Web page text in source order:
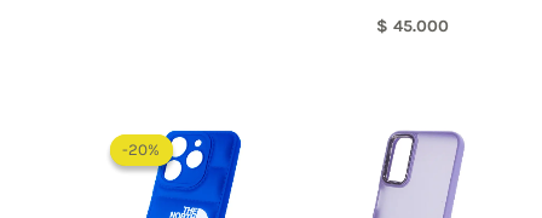
$ 45.000
-20%
-20%
precio
original
era:
$ 60.000.